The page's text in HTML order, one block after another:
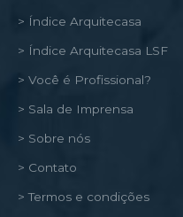
> Índice Arquitecasa
> Índice Arquitecasa LSF
> Você é Profissional?
> Sala de Imprensa
> Sobre nós
> Contato
> Termos e condições